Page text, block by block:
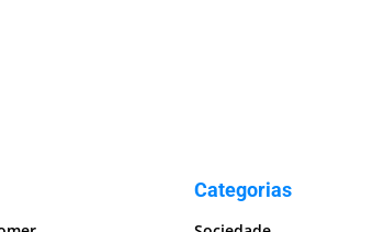
Categorias